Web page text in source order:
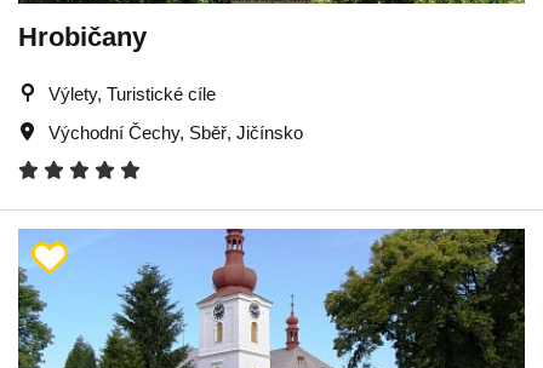
Hrobičany
Výlety, Turistické cíle
Východní Čechy, Sběř, Jičínsko